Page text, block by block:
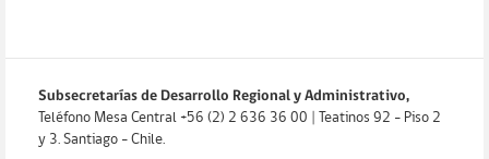
Subsecretarías de Desarrollo Regional y Administrativo,
Teléfono Mesa Central +56 (2) 2 636 36 00 | Teatinos 92 - Piso 2
y 3. Santiago - Chile.